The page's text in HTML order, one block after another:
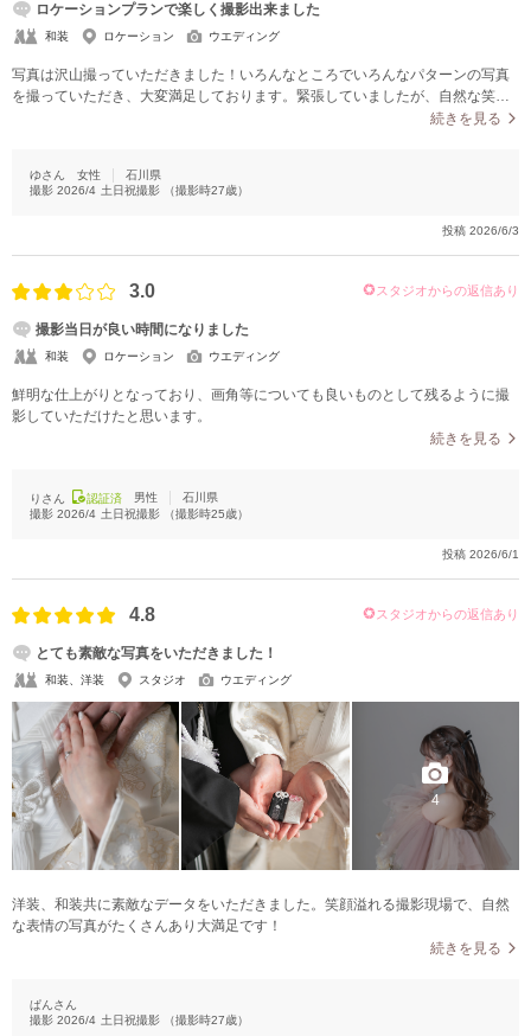
ロケーションプランで楽しく撮影出来ました
和装 ロケーション ウエディング
写真は沢山撮っていただきました！いろんなところでいろんなパターンの写真
を撮っていただき、大変満足しております。緊張していましたが、自然な笑顔
を引き出して頂きました！カメラマンさん、カメラマンアシスタントさん、衣
続きを見る
ゆさん 女性
石川県
撮影 2026/4 土日祝撮影 （撮影時27歳）
投稿 2026/6/3
3.0 スタジオからの返信あり
撮影当日が良い時間になりました
和装 ロケーション ウエディング
鮮明な仕上がりとなっており、画角等についても良いものとして残るように撮
影していただけたと思います。
続きを見る
りさん 認証済 男性
石川県
撮影 2026/4 土日祝撮影 （撮影時25歳）
投稿 2026/6/1
4.8 スタジオからの返信あり
とても素敵な写真をいただきました！
和装、洋装 スタジオ ウエディング
4
洋装、和装共に素敵なデータをいただきました。笑顔溢れる撮影現場で、自然
な表情の写真がたくさんあり大満足です！
続きを見る
ぱんさん
撮影 2026/4 土日祝撮影 （撮影時27歳）